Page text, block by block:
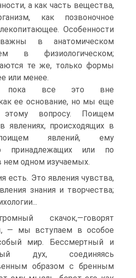
а как часть вещества,
как позвоночное
Особенности
в анатомическом
в физиологическом;
те же, только формы
или менее.
пока все это вне
ее основание, но мы еще
вопросу. Поищем
явлениях, происходящих в
явлений, ему
принадлежащих или по
нем одном изучаемых.
есть. Это явления чувства,
знания и творчества;
скачок,—говорят
— мы вступаем в особое
мир. Бессмертный и
дух, соединяясь
образом с бренным